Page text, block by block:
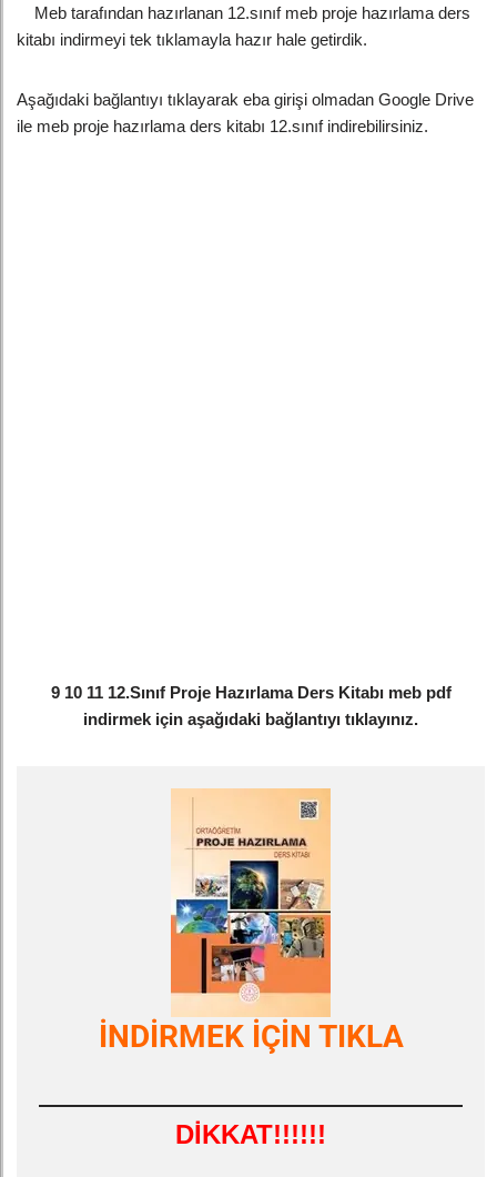
Meb tarafından hazırlanan 12.sınıf meb proje hazırlama ders
kitabı indirmeyi tek tıklamayla hazır hale getirdik.
Aşağıdaki bağlantıyı tıklayarak eba girişi olmadan Google Drive
ile meb proje hazırlama ders kitabı 12.sınıf indirebilirsiniz.
9 10 11 12.Sınıf Proje Hazırlama Ders Kitabı meb pdf
indirmek için aşağıdaki bağlantıyı tıklayınız.
İNDİRMEK İÇİN TIKLA
DİKKAT!!!!!!